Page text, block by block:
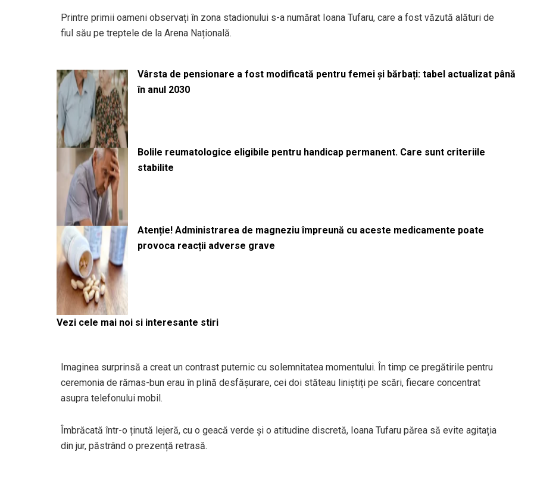
Printre primii oameni observați în zona stadionului s-a numărat Ioana Tufaru, care a fost văzută alături de
fiul său pe treptele de la Arena Națională.
Vârsta de pensionare a fost modificată pentru femei și bărbați: tabel actualizat până
în anul 2030
Bolile reumatologice eligibile pentru handicap permanent. Care sunt criteriile
stabilite
Atenție! Administrarea de magneziu împreună cu aceste medicamente poate
provoca reacții adverse grave
Vezi cele mai noi si interesante stiri
Imaginea surprinsă a creat un contrast puternic cu solemnitatea momentului. În timp ce pregătirile pentru
ceremonia de rămas-bun erau în plină desfășurare, cei doi stăteau liniștiți pe scări, fiecare concentrat
asupra telefonului mobil.
Îmbrăcată într-o ținută lejeră, cu o geacă verde și o atitudine discretă, Ioana Tufaru părea să evite agitația
din jur, păstrând o prezență retrasă.